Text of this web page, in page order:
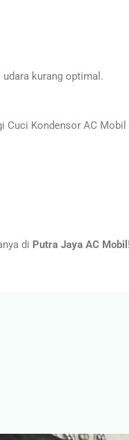
kurang optimal.
Kondensor AC
di Putra Jaya AC Mobil !